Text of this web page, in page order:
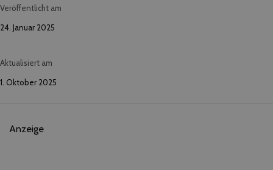
Veröffentlicht am
24. Januar 2025
Aktualisiert am
1. Oktober 2025
Anzeige